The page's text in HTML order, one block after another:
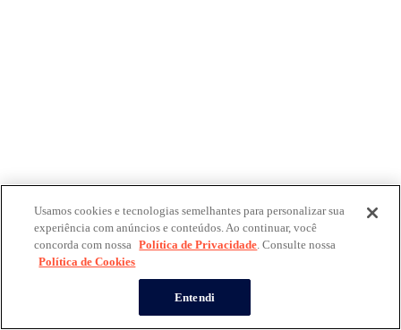
Usamos cookies e tecnologias semelhantes para personalizar sua
experiência com anúncios e conteúdos. Ao continuar, você
concorda com nossa Política de Privacidade. Consulte nossa
Política de Cookies
Entendi